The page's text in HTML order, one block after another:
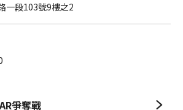
一段103號9樓之2
爭奪戰